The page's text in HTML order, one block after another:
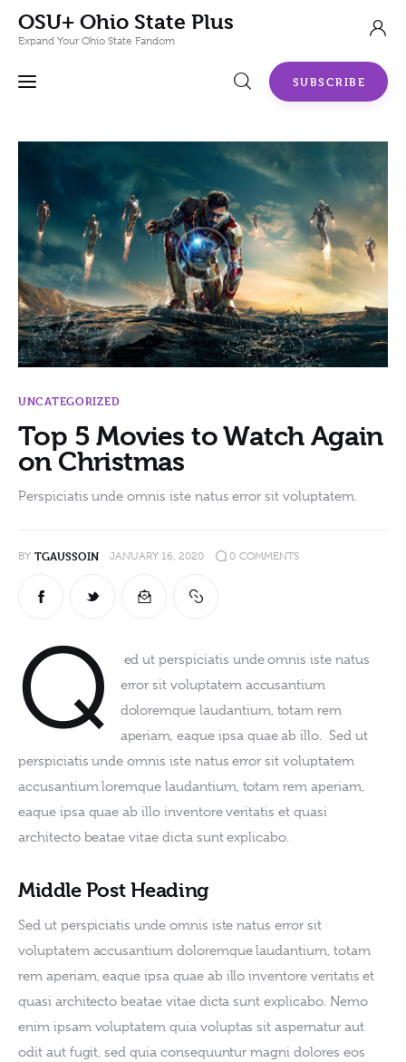
OSU+ Ohio State Plus
Expand Your Ohio State Fandom
SUBSCRIBE
UNCATEGORIZED
Top 5 Movies to Watch Again
on Christmas
Perspiciatis unde omnis iste natus error sit voluptatem.
BY TGAUSSOIN JANUARY 16, 2020 0 COMMENTS
Q
ed ut perspiciatis unde omnis iste natus
error sit voluptatem accusantium
doloremque laudantium, totam rem
aperiam, eaque ipsa quae ab illo.  Sed ut
perspiciatis unde omnis iste natus error sit voluptatem
accusantium loremque laudantium, totam rem aperiam,
eaque ipsa quae ab illo inventore veritatis et quasi
architecto beatae vitae dicta sunt explicabo.
Middle Post Heading
Sed ut perspiciatis unde omnis iste natus error sit
voluptatem accusantium doloremque laudantium, totam
rem aperiam, eaque ipsa quae ab illo inventore veritatis et
quasi architecto beatae vitae dicta sunt explicabo. Nemo
enim ipsam voluptatem quia voluptas sit aspernatur aut
odit aut fugit, sed quia consequuntur magni dolores eos